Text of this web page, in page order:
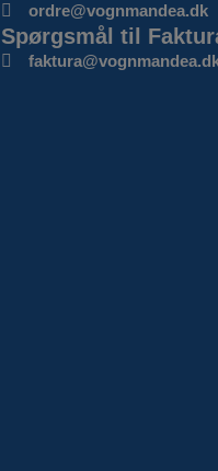
ordre@vognmandea.dk
Spørgsmål til